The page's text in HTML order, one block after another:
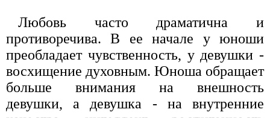
Любовь часто драматична и
противоречива. В ее начале у юноши
преобладает чувственность, у девушки -
восхищение духовным. Юноша обращает
больше внимания на внешность
девушки, а девушка - на внутренние